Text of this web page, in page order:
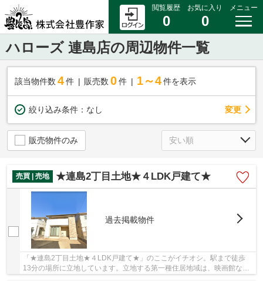
閲覧履歴
0
お気に入り
0
メニュー
ハローズ 連島店の周辺物件一覧
該当物件数 4件 販売数 0 件 1～4 件を表示
絞り込み条件： なし 変更
販売物件のみ
売買 | 売地 ★連島2丁目土地★４LDK戸建て★
過去掲載物件
「★連島2丁目土地★４LDK戸建て★」のここがイチオシ。駅まで徒歩
13分の場所に立地しています。立地する第一種住居地域は、映画館など